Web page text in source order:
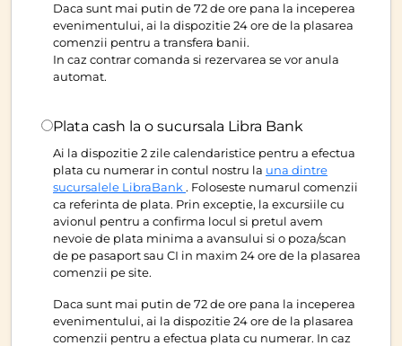
Daca sunt mai putin de 72 de ore pana la inceperea
evenimentului, ai la dispozitie 24 ore de la plasarea
comenzii pentru a transfera banii.
In caz contrar comanda si rezervarea se vor anula
automat.
Plata cash la o sucursala Libra Bank
Ai la dispozitie 2 zile calendaristice pentru a efectua
plata cu numerar in contul nostru la una dintre
sucursalele LibraBank . Foloseste numarul comenzii
ca referinta de plata. Prin exceptie, la excursiile cu
avionul pentru a confirma locul si pretul avem
nevoie de plata minima a avansului si o poza/scan
de pe pasaport sau CI in maxim 24 ore de la plasarea
comenzii pe site.
Daca sunt mai putin de 72 de ore pana la inceperea
evenimentului, ai la dispozitie 24 ore de la plasarea
comenzii pentru a efectua plata cu numerar. In caz